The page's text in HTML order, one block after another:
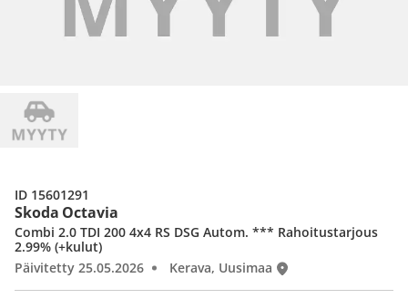
Skoda Octavia
Combi 2.0 TDI 200 4x4 RS DSG Autom. *** Rahoitustarjous
2.99% (+kulut)
Päivitetty 25.05.2026
Kerava, Uusimaa
ID 15601291